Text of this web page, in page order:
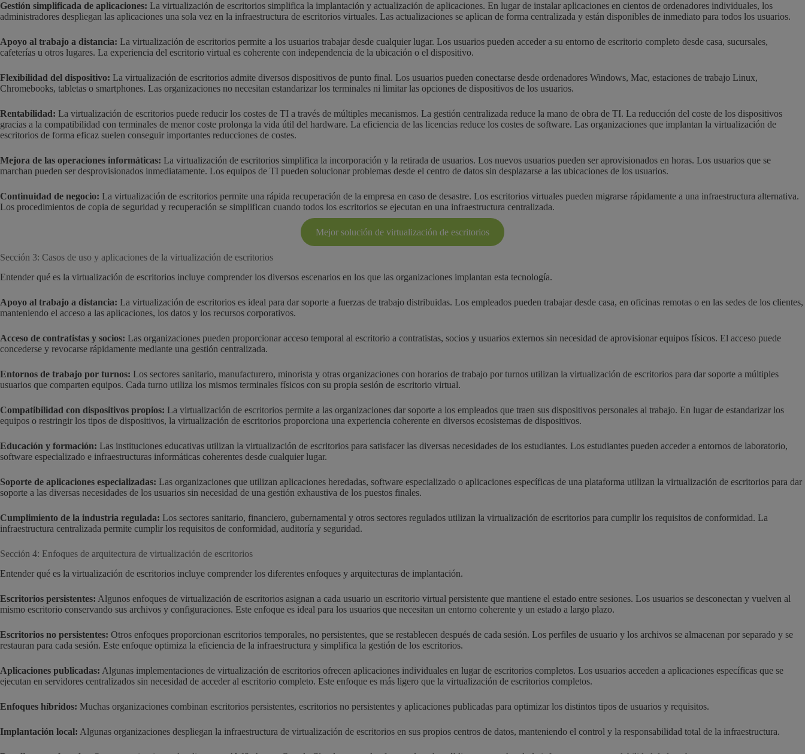
Gestión simplificada de aplicaciones: La virtualización de escritorios simplifica la implantación y actualización de aplicaciones. En lugar de instalar aplicaciones en cientos de ordenadores individuales, los
administradores despliegan las aplicaciones una sola vez en la infraestructura de escritorios virtuales. Las actualizaciones se aplican de forma centralizada y están disponibles de inmediato para todos los usuarios.
Apoyo al trabajo a distancia: La virtualización de escritorios permite a los usuarios trabajar desde cualquier lugar. Los usuarios pueden acceder a su entorno de escritorio completo desde casa, sucursales,
cafeterías u otros lugares. La experiencia del escritorio virtual es coherente con independencia de la ubicación o el dispositivo.
Flexibilidad del dispositivo: La virtualización de escritorios admite diversos dispositivos de punto final. Los usuarios pueden conectarse desde ordenadores Windows, Mac, estaciones de trabajo Linux,
Chromebooks, tabletas o smartphones. Las organizaciones no necesitan estandarizar los terminales ni limitar las opciones de dispositivos de los usuarios.
Rentabilidad: La virtualización de escritorios puede reducir los costes de TI a través de múltiples mecanismos. La gestión centralizada reduce la mano de obra de TI. La reducción del coste de los dispositivos
gracias a la compatibilidad con terminales de menor coste prolonga la vida útil del hardware. La eficiencia de las licencias reduce los costes de software. Las organizaciones que implantan la virtualización de
escritorios de forma eficaz suelen conseguir importantes reducciones de costes.
Mejora de las operaciones informáticas: La virtualización de escritorios simplifica la incorporación y la retirada de usuarios. Los nuevos usuarios pueden ser aprovisionados en horas. Los usuarios que se
marchan pueden ser desprovisionados inmediatamente. Los equipos de TI pueden solucionar problemas desde el centro de datos sin desplazarse a las ubicaciones de los usuarios.
Continuidad de negocio: La virtualización de escritorios permite una rápida recuperación de la empresa en caso de desastre. Los escritorios virtuales pueden migrarse rápidamente a una infraestructura alternativa.
Los procedimientos de copia de seguridad y recuperación se simplifican cuando todos los escritorios se ejecutan en una infraestructura centralizada.
Mejor solución de virtualización de escritorios
Sección 3: Casos de uso y aplicaciones de la virtualización de escritorios
Entender qué es la virtualización de escritorios incluye comprender los diversos escenarios en los que las organizaciones implantan esta tecnología.
Apoyo al trabajo a distancia: La virtualización de escritorios es ideal para dar soporte a fuerzas de trabajo distribuidas. Los empleados pueden trabajar desde casa, en oficinas remotas o en las sedes de los clientes,
manteniendo el acceso a las aplicaciones, los datos y los recursos corporativos.
Acceso de contratistas y socios: Las organizaciones pueden proporcionar acceso temporal al escritorio a contratistas, socios y usuarios externos sin necesidad de aprovisionar equipos físicos. El acceso puede
concederse y revocarse rápidamente mediante una gestión centralizada.
Entornos de trabajo por turnos: Los sectores sanitario, manufacturero, minorista y otras organizaciones con horarios de trabajo por turnos utilizan la virtualización de escritorios para dar soporte a múltiples
usuarios que comparten equipos. Cada turno utiliza los mismos terminales físicos con su propia sesión de escritorio virtual.
Compatibilidad con dispositivos propios: La virtualización de escritorios permite a las organizaciones dar soporte a los empleados que traen sus dispositivos personales al trabajo. En lugar de estandarizar los
equipos o restringir los tipos de dispositivos, la virtualización de escritorios proporciona una experiencia coherente en diversos ecosistemas de dispositivos.
Educación y formación: Las instituciones educativas utilizan la virtualización de escritorios para satisfacer las diversas necesidades de los estudiantes. Los estudiantes pueden acceder a entornos de laboratorio,
software especializado e infraestructuras informáticas coherentes desde cualquier lugar.
Soporte de aplicaciones especializadas: Las organizaciones que utilizan aplicaciones heredadas, software especializado o aplicaciones específicas de una plataforma utilizan la virtualización de escritorios para dar
soporte a las diversas necesidades de los usuarios sin necesidad de una gestión exhaustiva de los puestos finales.
Cumplimiento de la industria regulada: Los sectores sanitario, financiero, gubernamental y otros sectores regulados utilizan la virtualización de escritorios para cumplir los requisitos de conformidad. La
infraestructura centralizada permite cumplir los requisitos de conformidad, auditoría y seguridad.
Sección 4: Enfoques de arquitectura de virtualización de escritorios
Entender qué es la virtualización de escritorios incluye comprender los diferentes enfoques y arquitecturas de implantación.
Escritorios persistentes: Algunos enfoques de virtualización de escritorios asignan a cada usuario un escritorio virtual persistente que mantiene el estado entre sesiones. Los usuarios se desconectan y vuelven al
mismo escritorio conservando sus archivos y configuraciones. Este enfoque es ideal para los usuarios que necesitan un entorno coherente y un estado a largo plazo.
Escritorios no persistentes: Otros enfoques proporcionan escritorios temporales, no persistentes, que se restablecen después de cada sesión. Los perfiles de usuario y los archivos se almacenan por separado y se
restauran para cada sesión. Este enfoque optimiza la eficiencia de la infraestructura y simplifica la gestión de los escritorios.
Aplicaciones publicadas: Algunas implementaciones de virtualización de escritorios ofrecen aplicaciones individuales en lugar de escritorios completos. Los usuarios acceden a aplicaciones específicas que se
ejecutan en servidores centralizados sin necesidad de acceder al escritorio completo. Este enfoque es más ligero que la virtualización de escritorios completos.
Enfoques híbridos: Muchas organizaciones combinan escritorios persistentes, escritorios no persistentes y aplicaciones publicadas para optimizar los distintos tipos de usuarios y requisitos.
Implantación local: Algunas organizaciones despliegan la infraestructura de virtualización de escritorios en sus propios centros de datos, manteniendo el control y la responsabilidad total de la infraestructura.